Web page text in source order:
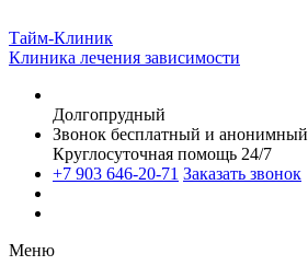
Тайм-Клиник
Клиника лечения зависимости
Долгопрудный
Звонок бесплатный и анонимный
Круглосуточная помощь 24/7
+7 903 646-20-71 Заказать звонок
Меню